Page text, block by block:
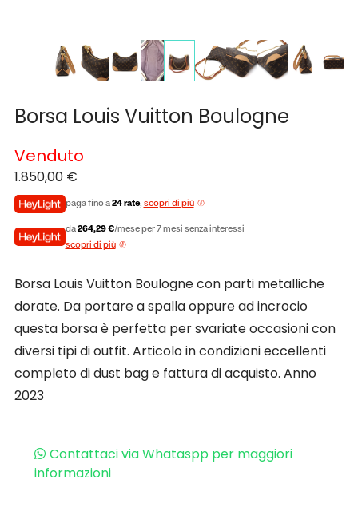
Borsa Louis Vuitton Boulogne
1.850,00 €
paga fino a24 rate, scopri di più
da264,29 €/mese per 7 mesi senza interessi
scopri di più
Venduto
Borsa Louis Vuitton Boulogne con parti metalliche
dorate. Da portare a spalla oppure ad incrocio
questa borsa è perfetta per svariate occasioni con
diversi tipi di outfit. Articolo in condizioni eccellenti
completo di dust bag e fattura di acquisto. Anno
2023
Contattaci via Whataspp per maggiori
informazioni